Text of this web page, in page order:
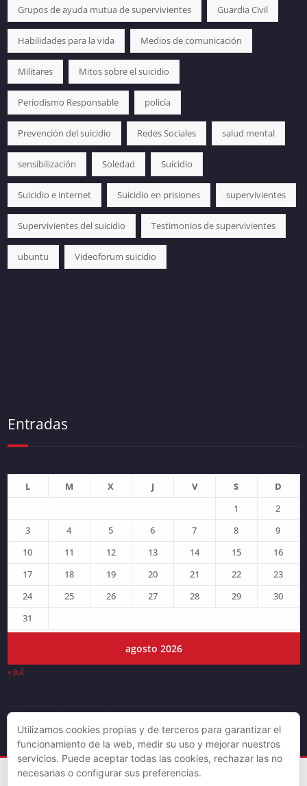
Grupos de ayuda mutua de supervivientes Guardia Civil
Habilidades para la vida Medios de comunicación
Militares Mitos sobre el suicidio
Periodismo Responsable policía
Prevención del suicidio Redes Sociales salud mental
sensibilización Soledad Suicidio
Suicidio e internet Suicidio en prisiones supervivientes
Supervivientes del suicidio Testimonios de supervivientes
ubuntu Videoforum suicidio
Entradas
agosto 2026
L M X J V S
D
1
2
3
4 5 6 7 8
9
10
11 12 13 14 15
16
17
18 19 20 21 22
23
24
25 26 27 28 29
30
31
« Jul
© DJLV 2019
Utilizamos cookies propias y de terceros para garantizar el
funcionamiento de la web, medir su uso y mejorar nuestros
servicios. Puede aceptar todas las cookies, rechazar las no
necesarias o configurar sus preferencias.